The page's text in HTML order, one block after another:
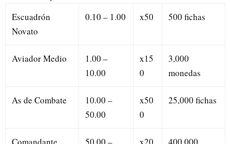
Escuadrón
Novato
0.10 – 1.00 x50 500 fichas
Aviador Medio
1.00 –
10.00
x15
0
3,000
monedas
As de Combate
10.00 –
50.00
x50
0
25,000 fichas